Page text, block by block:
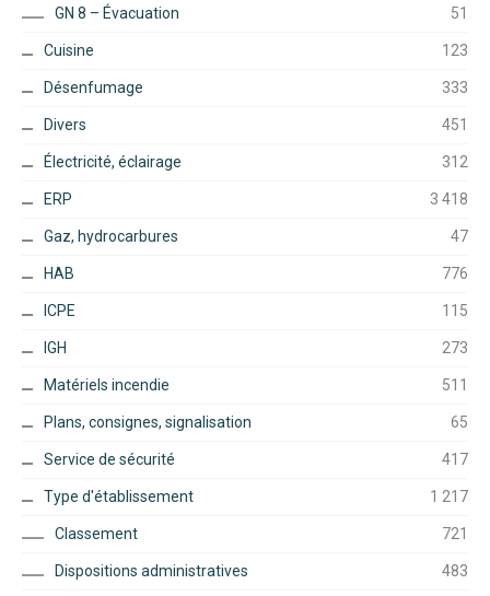
GN 8 – Évacuation 51
Cuisine 123
Désenfumage 333
Divers 451
Électricité, éclairage 312
ERP 3 418
Gaz, hydrocarbures 47
HAB 776
ICPE 115
IGH 273
Matériels incendie 511
Plans, consignes, signalisation 65
Service de sécurité 417
Type d'établissement 1 217
Classement 721
Dispositions administratives 483